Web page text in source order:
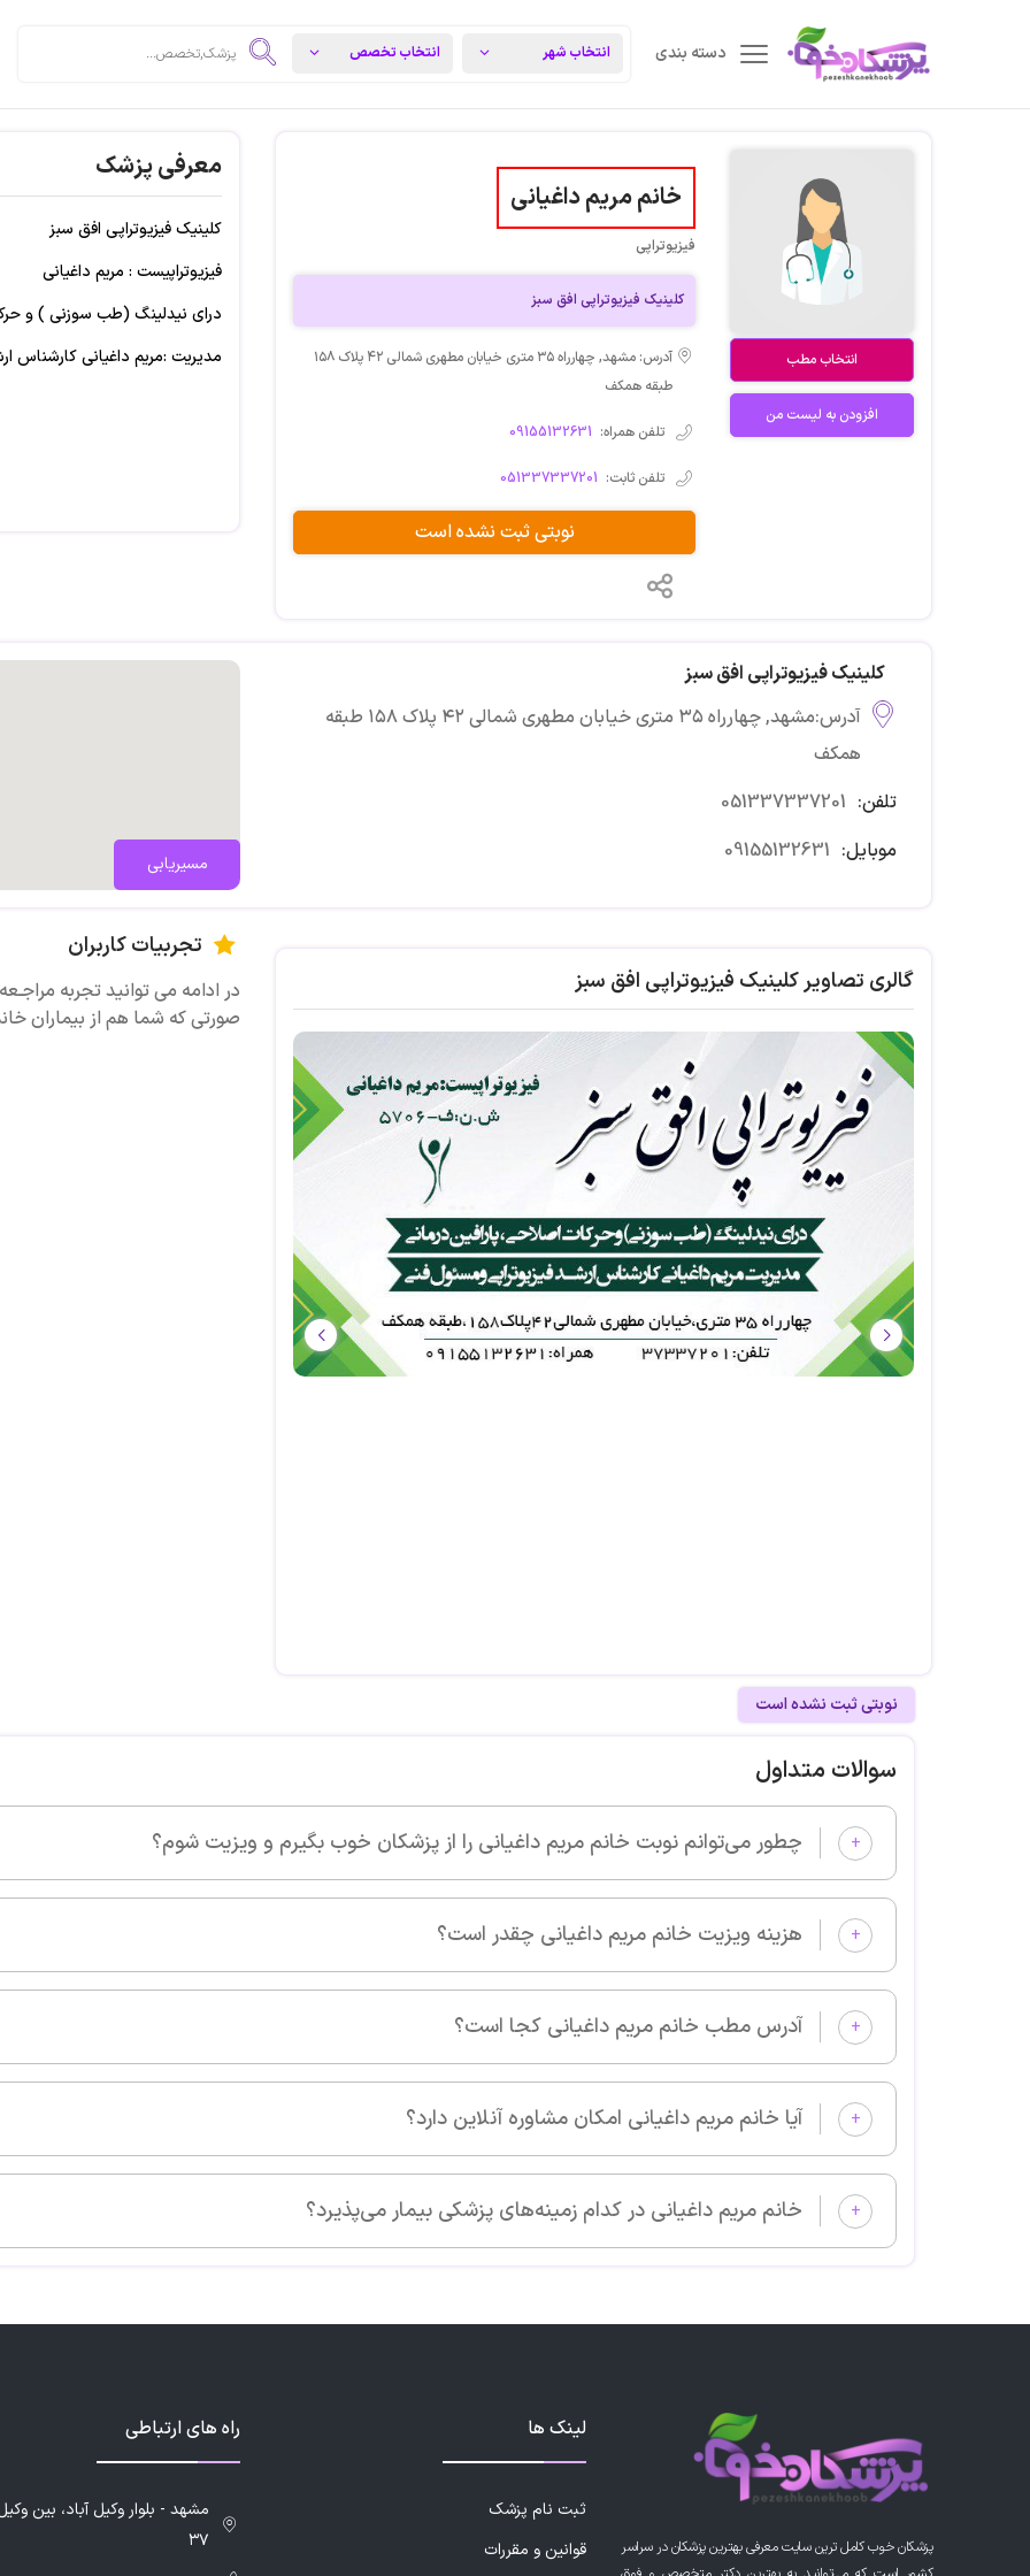
دسته بندی
انتخاب مطب
افزودن به لیست من
خانم مریم داغیانی
فیزیوتراپی
کلینیک فیزیوتراپی افق سبز
آدرس: مشهد, چهارراه ۳۵ متری خیابان مطهری شمالی ۴۲ پلاک ۱۵۸
طبقه همکف
تلفن همراه: 09155132631
تلفن ثابت: 051337337201
نوبتی ثبت نشده است
معرفی پزشک
کلینیک فیزیوتراپی افق سبز
فیزیوتراپیست : مریم داغیانی
درای نیدلینگ (طب سوزنی ) و
مدیریت :مریم داغیانی کارشناس
کلینیک فیزیوتراپی افق سبز
آدرس:مشهد, چهارراه ۳۵ متری خیابان مطهری شمالی ۴۲ پلاک ۱۵۸ طبقه
همکف
تلفن: 051337337201
موبایل: 09155132631 مسیریابی
گالری تصاویر کلینیک فیزیوتراپی افق سبز
تجربیات کاربران
در ادامه می توانید تجربه
صورتی که شما هم از بیماران
نوبتی ثبت نشده است
سوالات متداول
+ چطور می‌توانم نوبت خانم مریم داغیانی را از پزشکان خوب بگیرم و ویزیت شوم؟
+ هزینه ویزیت خانم مریم داغیانی چقدر است؟
+ آدرس مطب خانم مریم داغیانی کجا است؟
+ آیا خانم مریم داغیانی امکان مشاوره آنلاین دارد؟
+ خانم مریم داغیانی در کدام زمینه‌های پزشکی بیمار می‌پذیرد؟
پزشکان خوب کامل ترین سایت معرفی بهترین پزشکان در سراسر
لینک ها
ثبت نام پزشک
قوانین و مقررات
راه های ارتباطی
۳۷